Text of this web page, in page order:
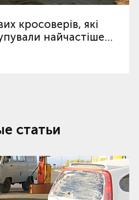
кросоверів, які
найчастіше з
статьи